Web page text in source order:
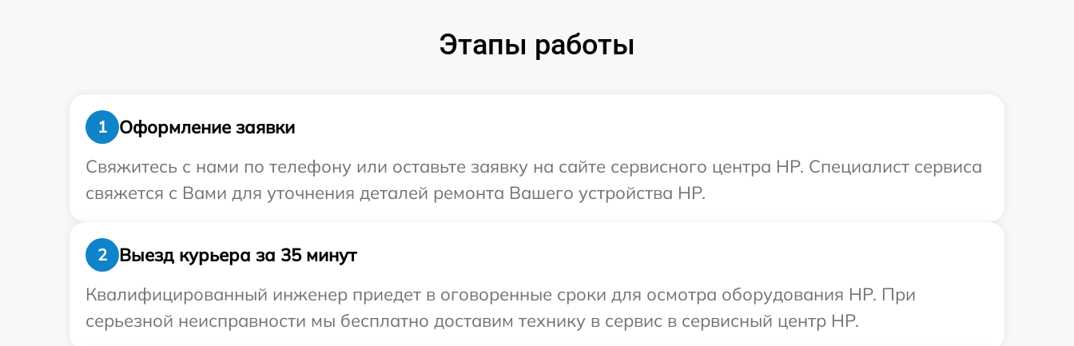
Этапы работы
1
Оформление заявки
Свяжитесь с нами по телефону или оставьте заявку на сайте сервисного центра HP. Специалист сервиса
свяжется с Вами для уточнения деталей ремонта Вашего устройства HP.
2
Выезд курьера за 35 минут
Квалифицированный инженер приедет в оговоренные сроки для осмотра оборудования HP. При
серьезной неисправности мы бесплатно доставим технику в сервис в сервисный центр HP.